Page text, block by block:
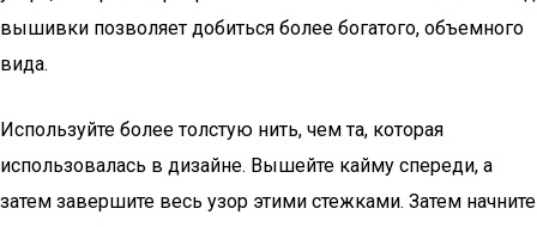
вышивки позволяет добиться более богатого, объемного
вида.
Используйте более толстую нить, чем та, которая
использовалась в дизайне. Вышейте кайму спереди, а
затем завершите весь узор этими стежками. Затем начните